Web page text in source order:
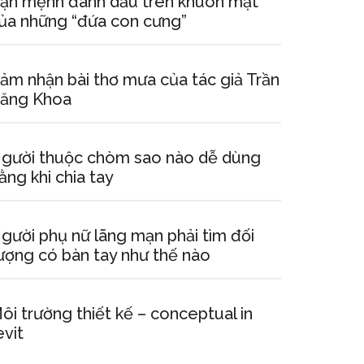
những “đứa con cưng”
nhận bài thơ mưa của tác giả Trần
Khoa
thuộc chòm sao nào dễ dùng
khi chia tay
phụ nữ lãng mạn phải tìm đối
có bàn tay như thế nào
trường thiết kế – conceptual in